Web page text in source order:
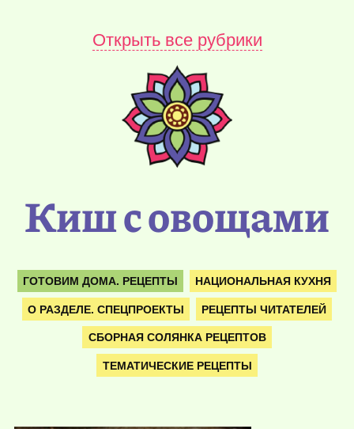
Открыть все рубрики
Киш с овощами
ГОТОВИМ ДОМА. РЕЦЕПТЫ НАЦИОНАЛЬНАЯ КУХНЯ
О РАЗДЕЛЕ. СПЕЦПРОЕКТЫ РЕЦЕПТЫ ЧИТАТЕЛЕЙ
СБОРНАЯ СОЛЯНКА РЕЦЕПТОВ
ТЕМАТИЧЕСКИЕ РЕЦЕПТЫ